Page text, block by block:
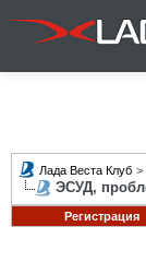
Лада Веста Клуб >
ЭСУД,
Регистрация